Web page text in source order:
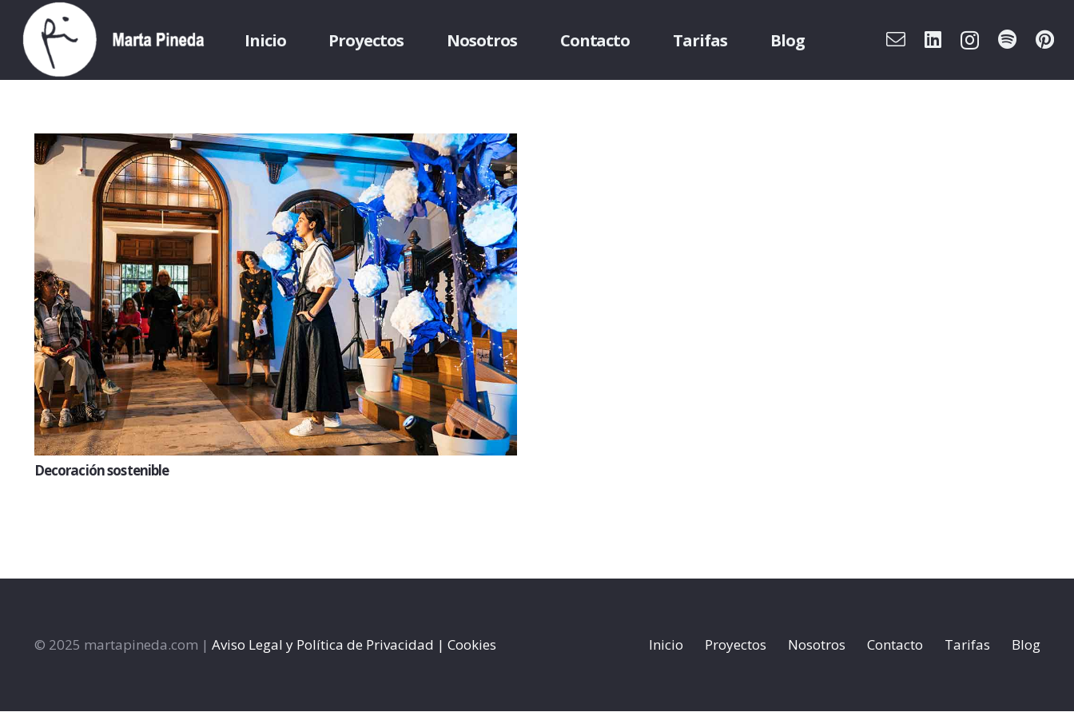
Inicio Proyectos Nosotros Contacto Tarifas Blog
Decoración sostenible
© 2025 martapineda.com | Aviso Legal y Política de Privacidad | Cookies Inicio Proyectos Nosotros Contacto Tarifas Blog